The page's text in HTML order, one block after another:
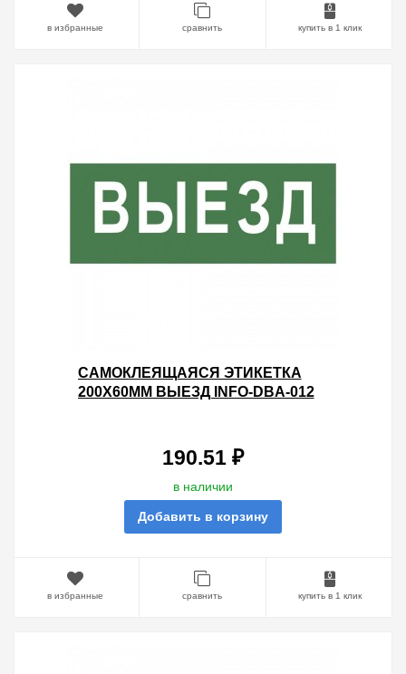
в избранные сравнить купить в 1 клик
САМОКЛЕЯЩАЯСЯ ЭТИКЕТКА
200Х60ММ ВЫЕЗД INFO-DBA-012
190.51 ₽
в наличии
Добавить в корзину
в избранные сравнить купить в 1 клик